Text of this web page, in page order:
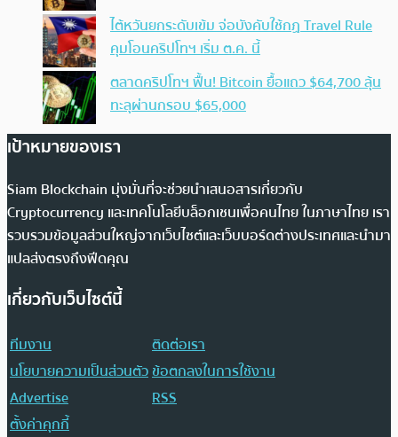
ไต้หวันยกระดับเข้ม จ่อบังคับใช้กฏ Travel Rule
คุมโอนคริปโทฯ เริ่ม ต.ค. นี้
ตลาดคริปโทฯ ฟื้น! Bitcoin ยื้อแถว $64,700 ลุ้น
ทะลุผ่านกรอบ $65,000
เป้าหมายของเรา
Siam Blockchain มุ่งมั่นที่จะช่วยนำเสนอสารเกี่ยวกับ
Cryptocurrency และเทคโนโลยีบล็อกเชนเพื่อคนไทย ในภาษาไทย เรา
รวบรวมข้อมูลส่วนใหญ่จากเว็บไซต์และเว็บบอร์ดต่างประเทศและนำมา
แปลส่งตรงถึงฟีดคุณ
เกี่ยวกับเว็บไซต์นี้
ทีมงาน
ติดต่อเรา
นโยบายความเป็นส่วนตัวข้อตกลงในการใช้งาน
Advertise
RSS
ตั้งค่าคุกกี้